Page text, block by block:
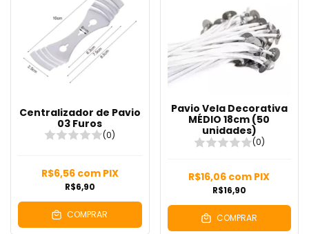
Centralizador de Pavio
03 Furos
(0)
R$6,90
R$6,56 com PIX
COMPRAR
Pavio Vela Decorativa
MÉDIO 18cm (50
unidades)
(0)
R$16,90
R$16,06 com PIX
COMPRAR